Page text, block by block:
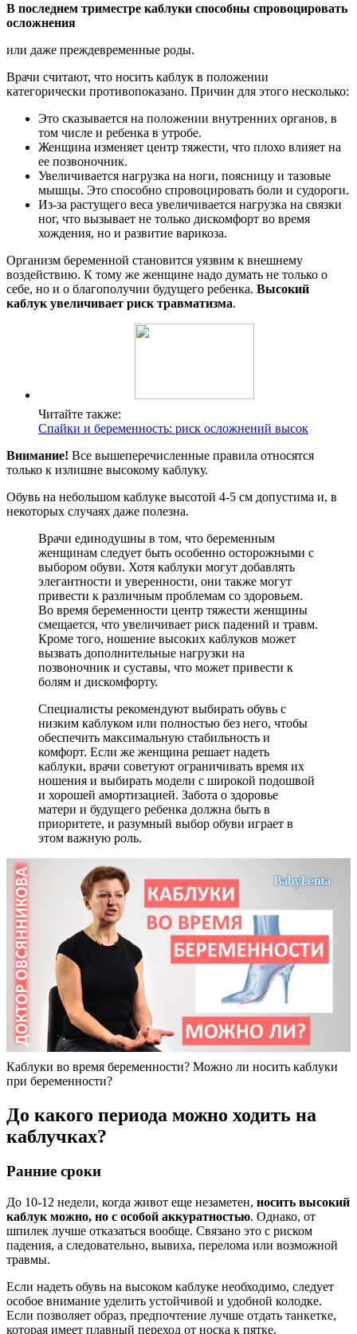
В последнем триместре каблуки способны спровоцировать
осложнения
или даже преждевременные роды.
Врачи считают, что носить каблук в положении
категорически противопоказано. Причин для этого несколько:
Это сказывается на положении внутренних органов, в
том числе и ребенка в утробе.
Женщина изменяет центр тяжести, что плохо влияет на
ее позвоночник.
Увеличивается нагрузка на ноги, поясницу и тазовые
мышцы. Это способно спровоцировать боли и судороги.
Из-за растущего веса увеличивается нагрузка на связки
ног, что вызывает не только дискомфорт во время
хождения, но и развитие варикоза.
Организм беременной становится уязвим к внешнему
воздействию. К тому же женщине надо думать не только о
себе, но и о благополучии будущего ребенка. Высокий
каблук увеличивает риск травматизма.
Читайте также:
Спайки и беременность: риск осложнений высок
Внимание! Все вышеперечисленные правила относятся
только к излишне высокому каблуку.
Обувь на небольшом каблуке высотой 4-5 см допустима и, в
некоторых случаях даже полезна.
Врачи единодушны в том, что беременным
женщинам следует быть особенно осторожными с
выбором обуви. Хотя каблуки могут добавлять
элегантности и уверенности, они также могут
привести к различным проблемам со здоровьем.
Во время беременности центр тяжести женщины
смещается, что увеличивает риск падений и травм.
Кроме того, ношение высоких каблуков может
вызвать дополнительные нагрузки на
позвоночник и суставы, что может привести к
болям и дискомфорту.
Специалисты рекомендуют выбирать обувь с
низким каблуком или полностью без него, чтобы
обеспечить максимальную стабильность и
комфорт. Если же женщина решает надеть
каблуки, врачи советуют ограничивать время их
ношения и выбирать модели с широкой подошвой
и хорошей амортизацией. Забота о здоровье
матери и будущего ребенка должна быть в
приоритете, и разумный выбор обуви играет в
этом важную роль.
Каблуки во время беременности? Можно ли носить каблуки
при беременности?
До какого периода можно ходить на
каблучках?
Ранние сроки
До 10-12 недели, когда живот еще незаметен, носить высокий
каблук можно, но с особой аккуратностью. Однако, от
шпилек лучше отказаться вообще. Связано это с риском
падения, а следовательно, вывиха, перелома или возможной
травмы.
Если надеть обувь на высоком каблуке необходимо, следует
особое внимание уделить устойчивой и удобной колодке.
Если позволяет образ, предпочтение лучше отдать танкетке,
которая имеет плавный переход от носка к пятке.